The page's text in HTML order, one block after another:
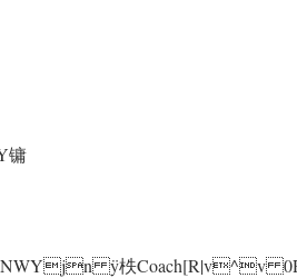
镛
gNWYjn ÿ柣Coach[R|v^v